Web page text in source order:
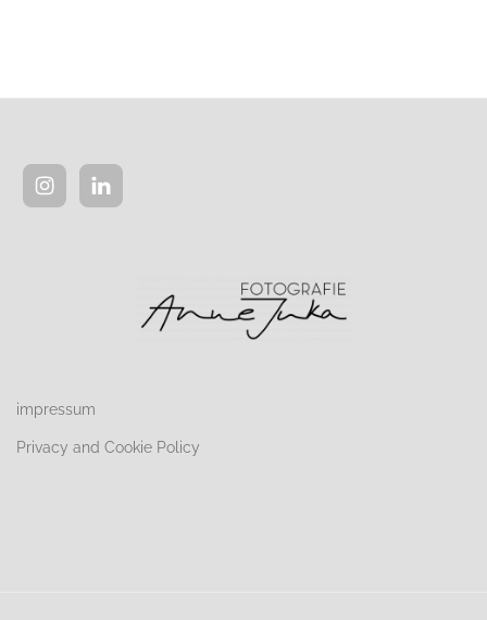
impressum
Privacy and Cookie Policy